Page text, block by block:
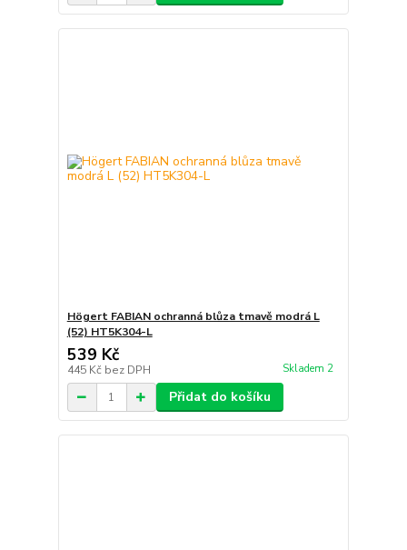
Högert FABIAN ochranná blůza tmavě modrá L
(52) HT5K304-L
539 Kč
445 Kč bez DPH Skladem 2
Přidat do košíku